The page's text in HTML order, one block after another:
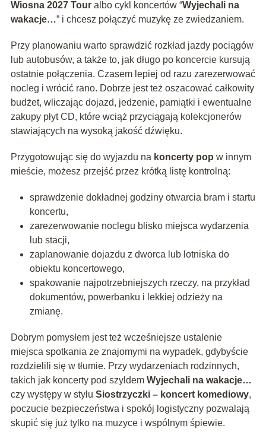
Wiosna 2027 Touralbo cykl koncertów “Wyjechali na
wakacje…” i chcesz połączyć muzykę ze zwiedzaniem.
Przy planowaniu warto sprawdzić rozkład jazdy pociągów
lub autobusów, a także to, jak długo po koncercie kursują
ostatnie połączenia. Czasem lepiej od razu zarezerwować
nocleg i wrócić rano. Dobrze jest też oszacować całkowity
budżet, wliczając dojazd, jedzenie, pamiątki i ewentualne
zakupy płyt CD, które wciąż przyciągają kolekcjonerów
stawiających na wysoką jakość dźwięku.
Przygotowując się do wyjazdu na koncerty pop w innym
mieście, możesz przejść przez krótką listę kontrolną:
sprawdzenie dokładnej godziny otwarcia bram i startu
koncertu,
zarezerwowanie noclegu blisko miejsca wydarzenia
lub stacji,
zaplanowanie dojazdu z dworca lub lotniska do
obiektu koncertowego,
spakowanie najpotrzebniejszych rzeczy, na przykład
dokumentów, powerbanku i lekkiej odzieży na
zmianę.
Dobrym pomysłem jest też wcześniejsze ustalenie
miejsca spotkania ze znajomymi na wypadek, gdybyście
rozdzielili się w tłumie. Przy wydarzeniach rodzinnych,
takich jak koncerty pod szyldem Wyjechali na wakacje…
czy występy w stylu Siostrzyczki – koncert komediowy,
poczucie bezpieczeństwa i spokój logistyczny pozwalają
skupić się już tylko na muzyce i wspólnym śpiewie.